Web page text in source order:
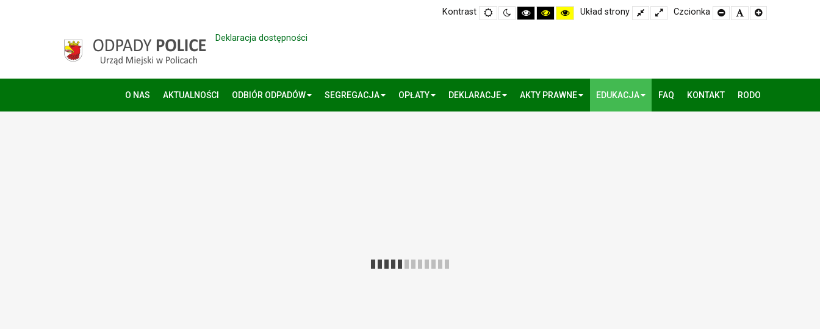
Kontrast
Default
mode
Night
mode
High
Contrast
High
Contrast
High
Contrast
Układ strony
Fixed
layout
Wide
layout
Czcionka
Set
Smaller
Set
Default
Set
Larger
Deklaracja dostępności
O NAS AKTUALNOŚCI ODBIÓR ODPADÓW SEGREGACJA OPŁATY DEKLARACJE AKTY PRAWNE EDUKACJA FAQ KONTAKT RODO